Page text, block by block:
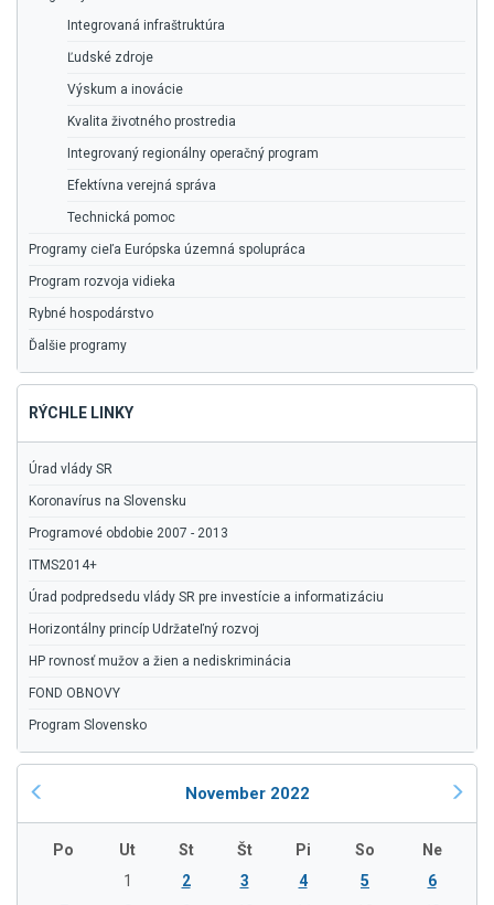
Integrovaná infraštruktúra
Ľudské zdroje
Výskum a inovácie
Kvalita životného prostredia
Integrovaný regionálny operačný program
Efektívna verejná správa
Technická pomoc
Programy cieľa Európska územná spolupráca
Program rozvoja vidieka
Rybné hospodárstvo
Ďalšie programy
RÝCHLE LINKY
Úrad vlády SR
Koronavírus na Slovensku
Programové obdobie 2007 - 2013
ITMS2014+
Úrad podpredsedu vlády SR pre investície a informatizáciu
Horizontálny princíp Udržateľný rozvoj
HP rovnosť mužov a žien a nediskriminácia
FOND OBNOVY
Program Slovensko
November 2022
Po Ut St Št Pi So
Ne
1
2 3 4 5
6